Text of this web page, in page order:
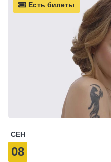
Есть билеты
СЕН
08